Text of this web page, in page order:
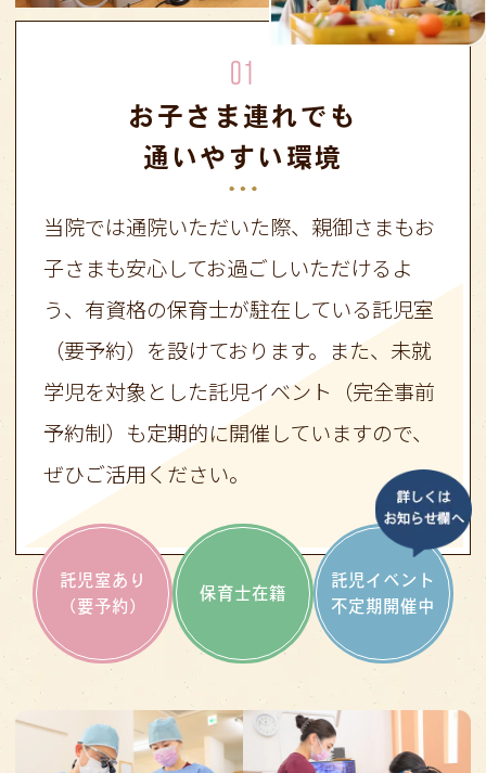
01
お子さま連れでも
通いやすい環境
当院では通院いただいた際、親御さまもお
子さまも安心してお過ごしいただけるよ
う、有資格の保育士が駐在している託児室
（要予約）を設けております。また、未就
学児を対象とした託児イベント（完全事前
予約制）も定期的に開催していますので、
ぜひご活用ください。
託児室あり
（要予約）
保育士在籍
託児イベント
不定期開催中